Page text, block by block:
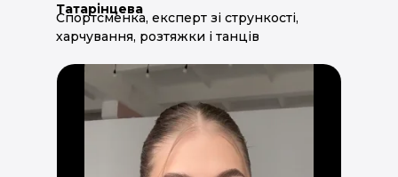
Татарінцева
Спортсменка, експерт зі стрункості,
харчування, розтяжки і танців